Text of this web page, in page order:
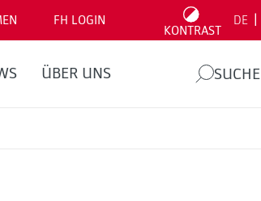
FH LOGIN
KONTRAST
DE
ÜBER UNS SUCHE